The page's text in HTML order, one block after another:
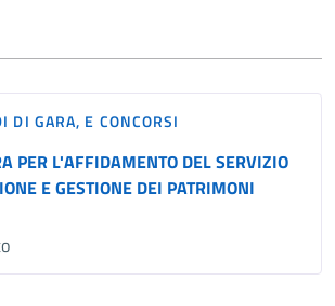
DI GARA, E CONCORSI
PER L'AFFIDAMENTO DEL SERVIZIO
E GESTIONE DEI PATRIMONI